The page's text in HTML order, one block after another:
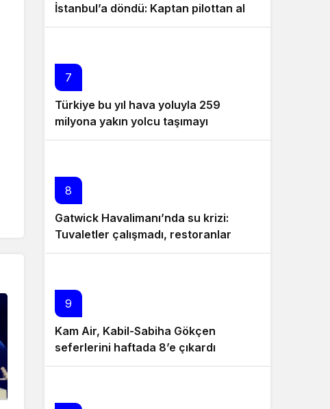
İstanbul’a döndü: Kaptan pilottan alkış
alan anons
7
Türkiye bu yıl hava yoluyla 259
milyona yakın yolcu taşımayı
hedefliyor
8
Gatwick Havalimanı’nda su krizi:
Tuvaletler çalışmadı, restoranlar
kapandı
9
Kam Air, Kabil-Sabiha Gökçen
seferlerini haftada 8’e çıkardı